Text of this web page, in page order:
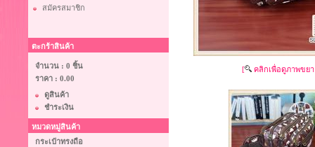
สมัครสมาชิก
ตะกร้าสินค้า
จำนวน : 0 ชิ้น
ราคา : 0.00
ดูสินค้า
ชำระเงิน
หมวดหมู่สินค้า
กระเป๋าทรงถือ
[ คลิกเพื่อดูภาพขยา